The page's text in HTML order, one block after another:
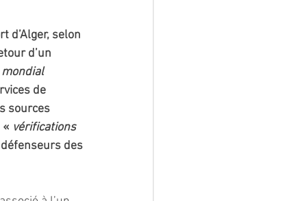
d’Alger, selon
d’un
mondial
de
sources
« vérifications
des